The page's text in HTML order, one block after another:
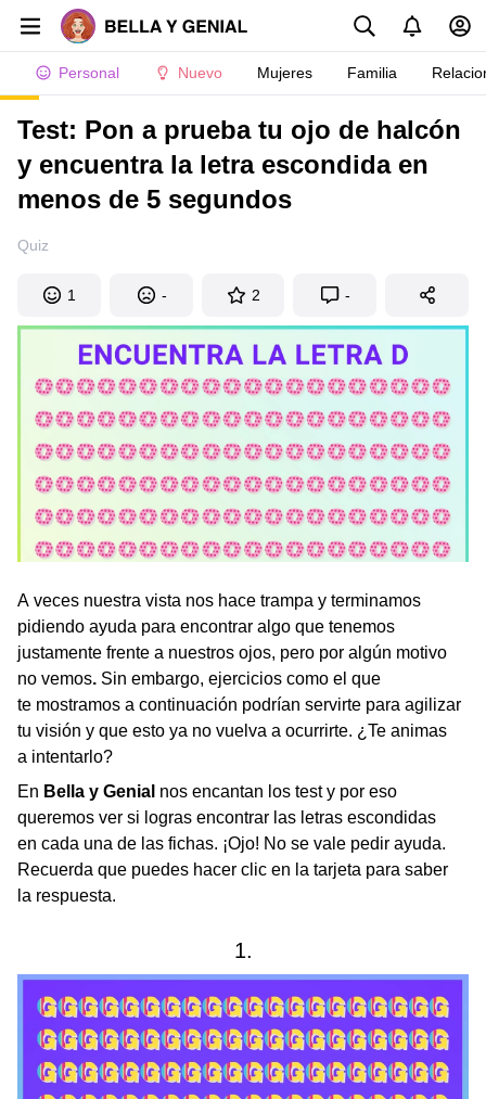
Personal Nuevo Mujeres Familia
Test: Pon a prueba tu ojo de halcón
y encuentra la letra escondida en
menos de 5 segundos
Quiz
1 - 2 -
A veces nuestra vista nos hace trampa y terminamos
pidiendo ayuda para encontrar algo que tenemos
justamente frente a nuestros ojos, pero por algún motivo
no vemos. Sin embargo, ejercicios como el que
te mostramos a continuación podrían servirte para agilizar
tu visión y que esto ya no vuelva a ocurrirte. ¿Te animas
a intentarlo?
En Bella y Genial nos encantan los test y por eso
queremos ver si logras encontrar las letras escondidas
en cada una de las fichas. ¡Ojo! No se vale pedir ayuda.
Recuerda que puedes hacer clic en la tarjeta para saber
la respuesta.
1.